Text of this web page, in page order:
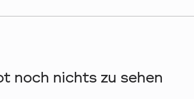
noch nichts zu sehen